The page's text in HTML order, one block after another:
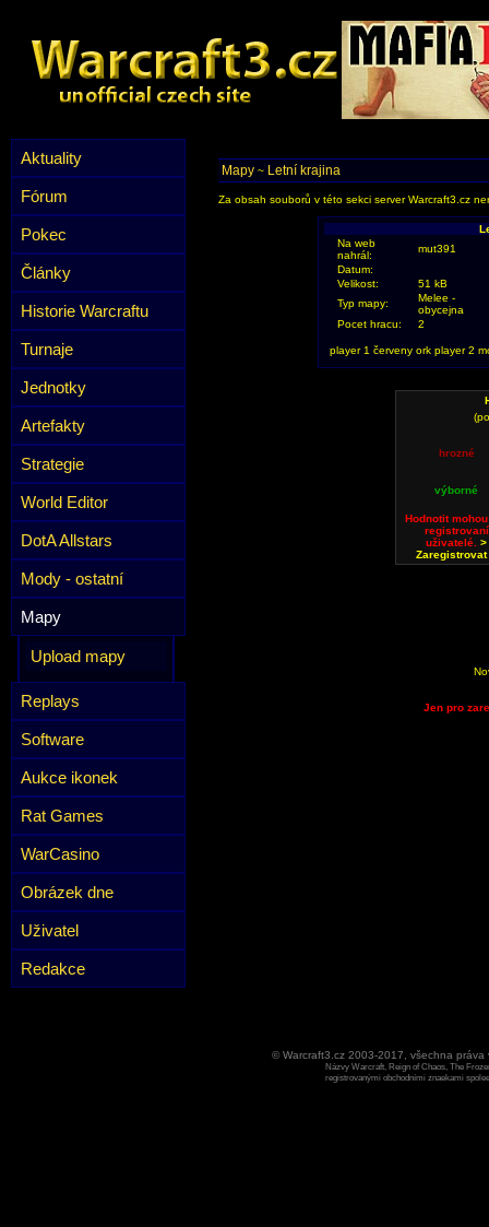
Aktuality
Fórum
Pokec
Články
Historie Warcraftu
Turnaje
Jednotky
Artefakty
Strategie
World Editor
DotA Allstars
Mody - ostatní
Mapy
Upload mapy
Replays
Software
Aukce ikonek
Rat Games
WarCasino
Obrázek dne
Uživatel
Redakce
Mapy ~ Letní krajina
Za obsah souborů v této sekci server Warcraft3.cz
Na web
nahrál:
mut391
Datum:
Velikost:
51 kB
Typ mapy:
Melee -
obycejna
Pocet hracu:
2
player 1 červeny ork player 2
hrozné
výborné
Hodnotit
registrovaní
uživatelé.>
Zaregistrovat
Jen pro
© Warcraft3.cz 2003-2017, všechna
Názvy Warcraft, Reign of Chaos, The
registrovanými obchodními znaekami